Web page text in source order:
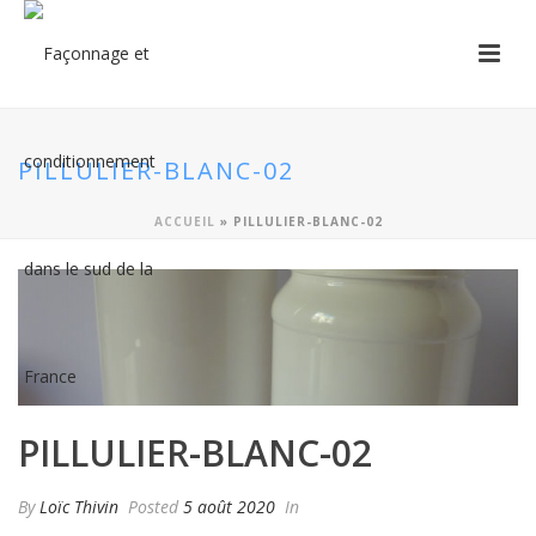
PILLULIER-BLANC-02
ACCUEIL » PILLULIER-BLANC-02
PILLULIER-BLANC-02
By Loïc Thivin Posted 5 août 2020 In